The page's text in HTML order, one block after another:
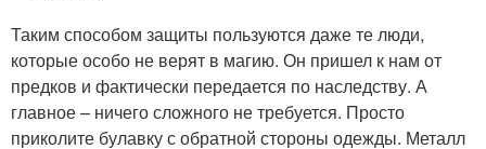
Таким способом защиты пользуются даже те люди,
которые особо не верят в магию. Он пришел к нам от
предков и фактически передается по наследству. А
главное – ничего сложного не требуется. Просто
приколите булавку с обратной стороны одежды. Металл